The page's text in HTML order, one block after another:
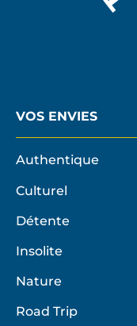
VOS ENVIES
Authentique
Culturel
Détente
Insolite
Nature
Road Trip